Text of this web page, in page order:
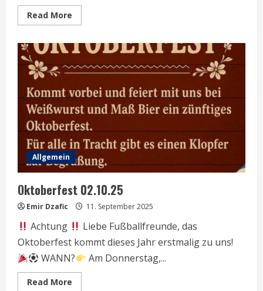
Read More
more
17.09.
–
24.09.25
Allgemein
Oktoberfest 02.10.25
Emir Dzafic 11. September 2025
Achtung
Liebe Fußballfreunde, das
Oktoberfest kommt dieses Jahr erstmalig zu uns!
WANN?
Am Donnerstag,...
Read More